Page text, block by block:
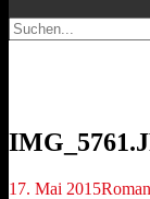
Suchen
Suchen
nach:
Veröffentlicht
17. Mai 2015Autor